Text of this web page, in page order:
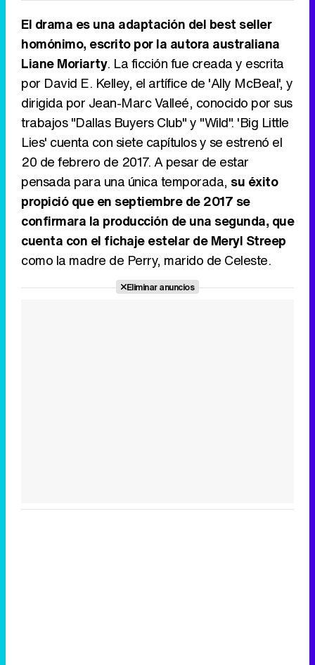
El drama es una adaptación del best seller
homónimo, escrito por la autora australiana
Liane Moriarty. La ficción fue creada y escrita
por David E. Kelley, el artífice de 'Ally McBeal', y
dirigida por Jean-Marc Valleé, conocido por sus
trabajos "Dallas Buyers Club" y "Wild". 'Big Little
Lies' cuenta con siete capítulos y se estrenó el
20 de febrero de 2017. A pesar de estar
pensada para una única temporada, su éxito
propició que en septiembre de 2017 se
confirmara la producción de una segunda, que
cuenta con el fichaje estelar de Meryl Streep
como la madre de Perry, marido de Celeste.
Eliminar anuncios